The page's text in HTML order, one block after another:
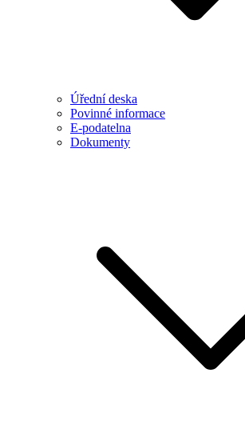
Úřední deska
Povinné informace
E-podatelna
Dokumenty